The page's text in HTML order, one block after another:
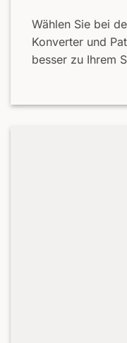
Wählen Sie bei
Konverter und
besser zu Ihrem